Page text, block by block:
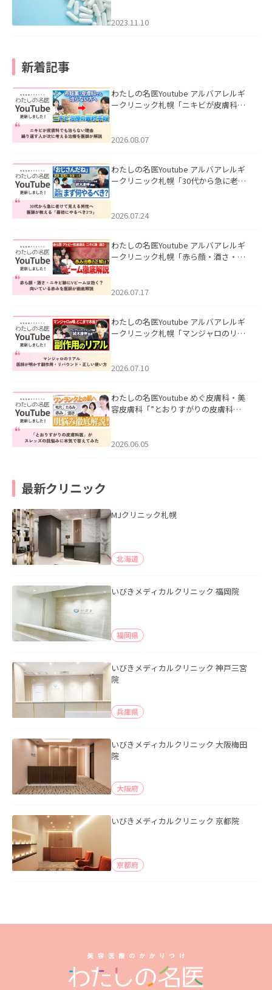
2023.11.10
新着記事
わたしの名医Youtube アルバアレルギ
ークリニック札幌「ニキビが皮膚科で
ました。
2026.08.07
わたしの名医Youtube アルバアレルギ
ークリニック札幌「30代から急に老け
た。
2026.07.24
わたしの名医Youtube アルバアレルギ
ークリニック札幌「赤ら顔・酒さ・ニ
した。
2026.07.17
わたしの名医Youtube アルバアレルギ
ークリニック札幌「マンジャロのリア
た。
2026.07.10
わたしの名医Youtube めぐ皮膚科・美
容皮膚科「”とおりすがりの皮膚科
2026.06.05
最新クリニック
MJクリニック札幌
北海道
いびきメディカルクリニック 福岡院
福岡県
いびきメディカルクリニック 神戸三宮
院
兵庫県
いびきメディカルクリニック 大阪梅田
院
大阪府
いびきメディカルクリニック 京都院
京都府